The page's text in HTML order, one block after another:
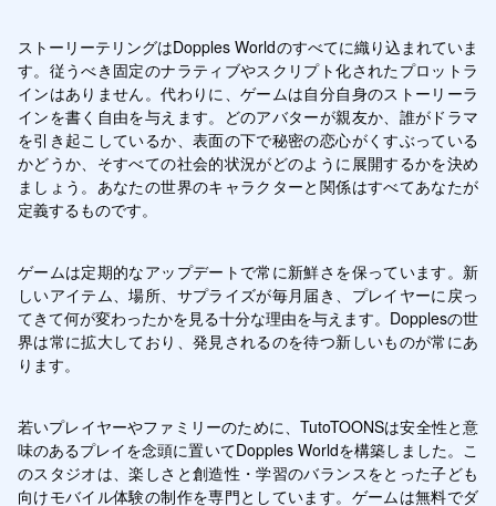
ストーリーテリングはDopples Worldのすべてに織り込まれていま
す。従うべき固定のナラティブやスクリプト化されたプロットラ
インはありません。代わりに、ゲームは自分自身のストーリーラ
インを書く自由を与えます。どのアバターが親友か、誰がドラマ
を引き起こしているか、表面の下で秘密の恋心がくすぶっている
かどうか、そすべての社会的状況がどのように展開するかを決め
ましょう。あなたの世界のキャラクターと関係はすべてあなたが
定義するものです。
ゲームは定期的なアップデートで常に新鮮さを保っています。新
しいアイテム、場所、サプライズが毎月届き、プレイヤーに戻っ
てきて何が変わったかを見る十分な理由を与えます。Dopplesの世
界は常に拡大しており、発見されるのを待つ新しいものが常にあ
ります。
若いプレイヤーやファミリーのために、TutoTOONSは安全性と意
味のあるプレイを念頭に置いてDopples Worldを構築しました。こ
のスタジオは、楽しさと創造性・学習のバランスをとった子ども
向けモバイル体験の制作を専門としています。ゲームは無料でダ